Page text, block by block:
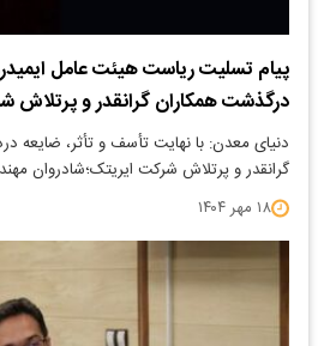
پیام تسلیت ریاست هیئت عامل
درگذشت همکاران گرانقدر و پرتلاش
دنیای معدن: با نهایت تأسف و تأثر، ضایعه
گرانقدر و پرتلاش شرکت ایریتک؛شادروان
۱۸ مهر ۱۴۰۴